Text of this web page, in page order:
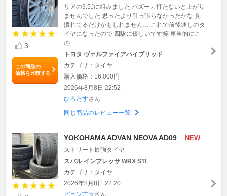
3
この商品の
価格を比較する
リアの9.5Jに組みました バズーカ打たないと上がり
ませんでした 思ったより引っ張らなかったかな 見
慣れてるだけかもしれません… これで前後通しのタ
イヤになったので 四駆に優しいです笑 車重的にこ
の ...
トヨタ ヴェルファイアハイブリッド
カテゴリ：タイヤ
購入価格：16,000円
2026年8月8日 22:52
ひろたすさん
同じ商品のレビュー一覧
YOKOHAMA ADVAN NEOVA AD09 NEW
ストリート最強タイヤ
スバル インプレッサ WRX STI
カテゴリ：タイヤ
2026年8月8日 22:20
ピョン吉☆さん